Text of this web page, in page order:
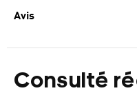
Avis
Consulté